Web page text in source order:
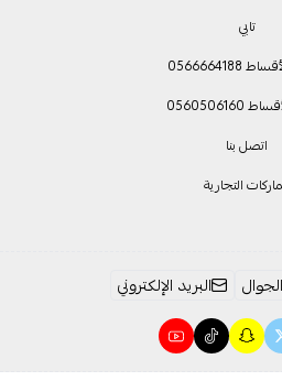
تابي
اتصل بنا
التجارية
الجوال البريد الإلكتروني